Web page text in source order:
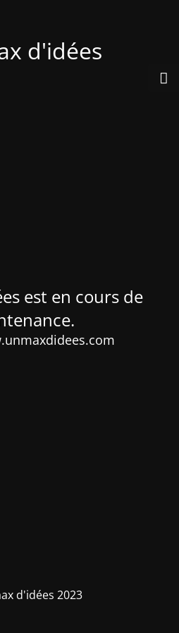
d'idées
est en cours de
d'idées 2023